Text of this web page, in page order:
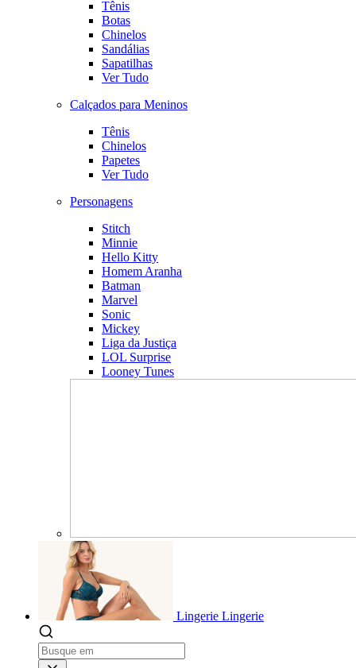
Tênis
Botas
Chinelos
Sandálias
Sapatilhas
Ver Tudo
Calçados para Meninos
Tênis
Chinelos
Papetes
Ver Tudo
Personagens
Stitch
Minnie
Hello Kitty
Homem Aranha
Batman
Marvel
Sonic
Mickey
Liga da Justiça
LOL Surprise
Looney Tunes
Lingerie Lingerie